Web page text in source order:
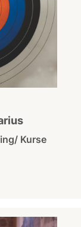
Kurse